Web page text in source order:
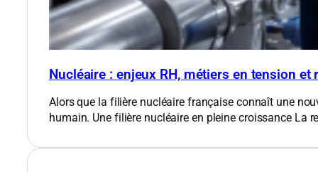
Nucléaire : enjeux RH, métiers en tension et
Alors que la filière nucléaire française connaît une
humain. Une filière nucléaire en pleine croissance​ La